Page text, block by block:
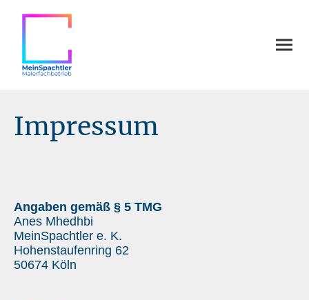
Impressum
Angaben gemäß § 5 TMG
Anes Mhedhbi
MeinSpachtler e. K.
Hohenstaufenring 62
50674 Köln